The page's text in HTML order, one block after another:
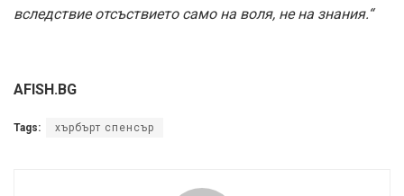
вследствие отсъствието само на воля, не на знания.“
AFISH.BG
Tags: хърбърт спенсър